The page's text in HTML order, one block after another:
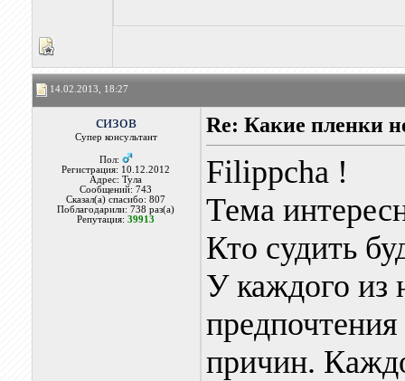
14.02.2013, 18:27
сизов
Супер консультант
Пол:
Регистрация: 10.12.2012
Адрес: Тула
Сообщений: 743
Сказал(а) спасибо: 807
Поблагодарили: 738 раз(а)
Репутация:39913
Re: Какие пленки
Filippcha !
Тема
Кто судить
У каждого из
причин.